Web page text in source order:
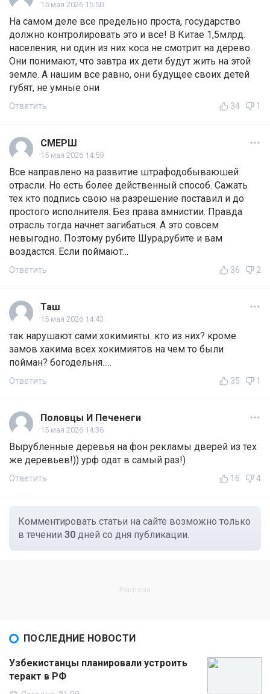
15 мая 2026 15:50
На самом деле все предельно проста, государство
должно контролировать это и все! В Китае 1,5млрд.
населения, ни один из них коса не смотрит на дерево.
Они понимают, что завтра их дети будут жить на этой
земле. А нашим все равно, они будущее своих детей
губят, не умные они
Ответить 34 1
СМЕРШ
15 мая 2026 14:59
Все направлено на развитие штрафодобываюшей
отрасли. Но есть более действенный способ. Сажать
тех кто подпись свою на разрешение поставил и до
простого исполнителя. Без права амнистии. Правда
отрасль тогда начнет загибаться. А это совсем
невыгодно. Поэтому рубите Шура,рубите и вам
воздастся. Если поймают...
Ответить 36 2
Таш
15 мая 2026 14:43
так нарушают сами хокимияты. кто из них? кроме
замов хакима всех хокимиятов на чем то были
пойман? богодельня.....
Ответить 35 1
Половцы И Печенеги
15 мая 2026 14:36
Вырубленные деревья на фон рекламы дверей из тех
же деревьев!)) урф одат в самый раз!)
Ответить 16 4
Комментировать статьи на сайте возможно только
в течении 30 дней со дня публикации.
ПОСЛЕДНИЕ НОВОСТИ
Узбекистанцы планировали устроить
теракт в РФ